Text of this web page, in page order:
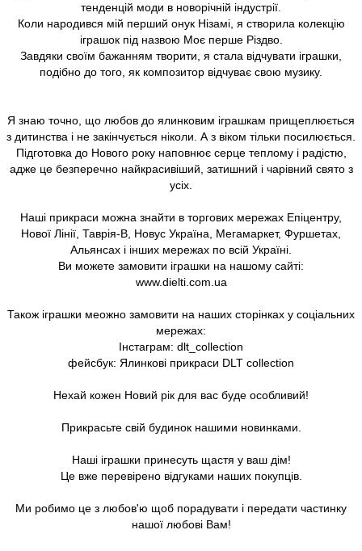
тенденцій моди в новорічній індустрії.
Коли народився мій перший онук Нізамі, я створила колекцію
іграшок під назвою Моє перше Різдво.
Завдяки своїм бажанням творити, я стала відчувати іграшки,
подібно до того, як композитор відчуває свою музику.
Я знаю точно, що любов до ялинковим іграшкам прищеплюється
з дитинства і не закінчується ніколи. А з віком тільки посилюється.
Підготовка до Нового року наповнює серце теплому і радістю,
адже це безперечно найкрасивіший, затишний і чарівний свято з
усіх.
Наші прикраси можна знайти в торгових мережах Епіцентру,
Нової Лінії, Таврія-В, Новус Україна, Мегамаркет, Фуршетах,
Альянсах і інших мережах по всій Україні.
Ви можете замовити іграшки на нашому сайті:
www.dielti.com.ua
Також іграшки меожно замовити на наших сторінках у соціальних
мережах:
Інстаграм: dlt_collection
фейсбук: Ялинкові прикраси DLT collection
Нехай кожен Новий рік для вас буде особливий!
Прикрасьте свій будинок нашими новинками.
Наші іграшки принесуть щастя у ваш дім!
Це вже перевірено відгуками наших покупців.
Ми робимо це з любов'ю щоб порадувати і передати частинку
нашої любові Вам!